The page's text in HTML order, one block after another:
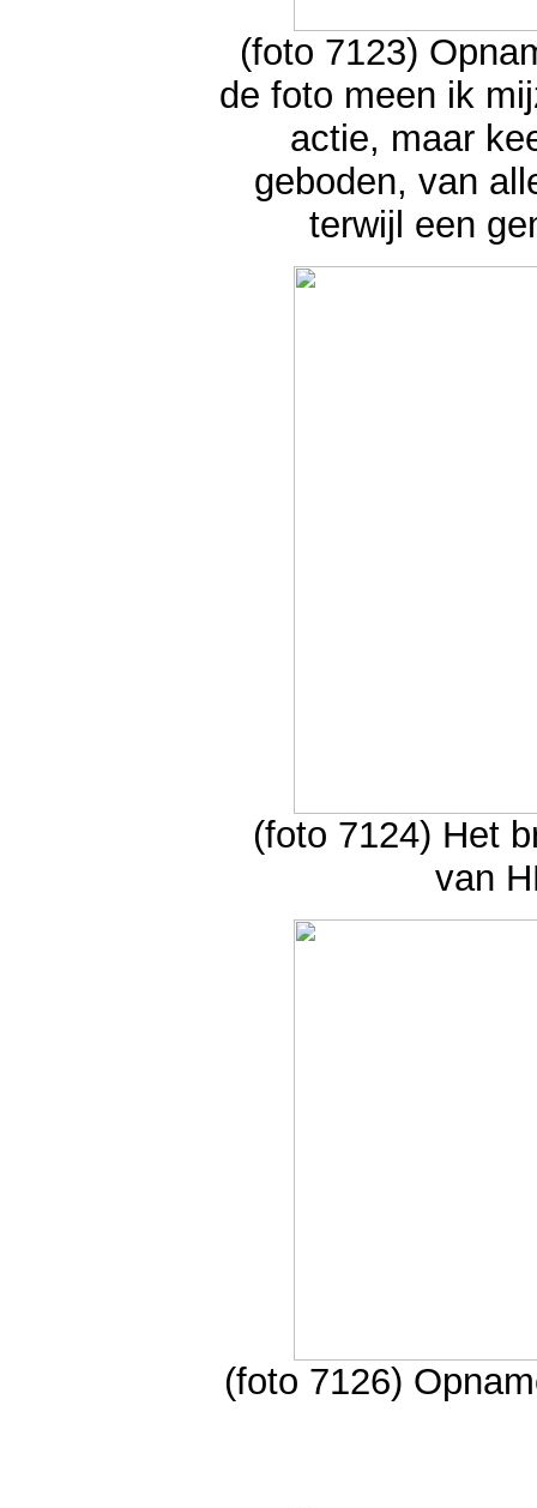
(foto 7123)
de foto meen ik
actie, maar
geboden, van
terwijl een
(foto 7124) Het
van
(foto 7126)